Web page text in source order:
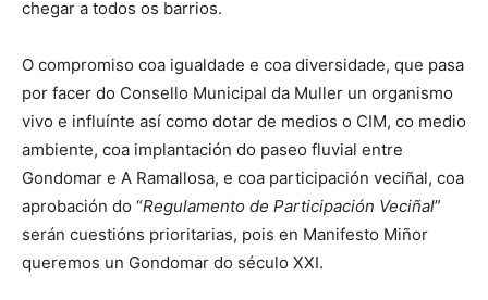
chegar a todos os barrios.
O compromiso coa igualdade e coa diversidade, que pasa
por facer do Consello Municipal da Muller un organismo
vivo e influínte así como dotar de medios o CIM, co medio
ambiente, coa implantación do paseo fluvial entre
Gondomar e A Ramallosa, e coa participación veciñal, coa
aprobación do “Regulamento de Participación Veciñal”
serán cuestións prioritarias, pois en Manifesto Miñor
queremos un Gondomar do século XXI.